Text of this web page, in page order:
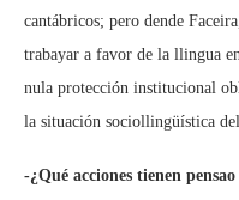
cantábricos; pero dende
trabayar a favor de la llingua
nula protección institucional
la situación sociollingüística
-¿Qué acciones tienen